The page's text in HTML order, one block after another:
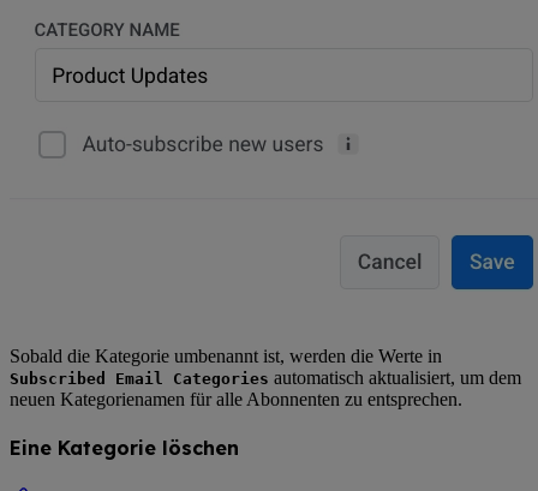
Sobald die Kategorie umbenannt ist, werden die Werte in
Subscribed Email Categories automatisch aktualisiert, um dem
neuen Kategorienamen für alle Abonnenten zu entsprechen.
Eine Kategorie löschen